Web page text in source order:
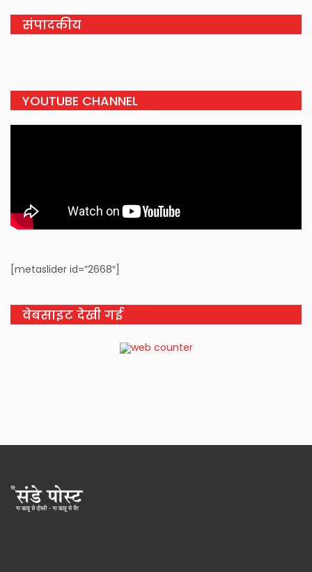
संपादकीय
YOUTUBE CHANNEL
[metaslider id=”2668″]
वेबसाइट देखी गई